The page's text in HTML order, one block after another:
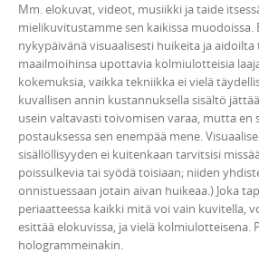
Mm. elokuvat, videot, musiikki ja taide
mielikuvitustamme sen kaikissa muodoissa.
nykypäivänä visuaalisesti huikeita ja
maailmoihinsa upottavia kolmiulotteisia
kokemuksia, vaikka tekniikka ei vielä
kuvallisen annin kustannuksella sisältö
usein valtavasti toivomisen varaa, mutta en
postauksessa sen enempää mene.
sisällöllisyyden ei kuitenkaan tarvitsisi
poissulkevia tai syödä toisiaan; niiden
onnistuessaan jotain aivan huikeaa.) Joka
periaatteessa kaikki mitä voi vain kuvitella,
esittää elokuvissa, ja vielä kolmiulotteisena.
hologrammeinakin.